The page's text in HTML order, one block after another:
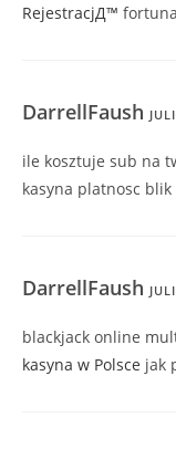
RejestracjД™
DarrellFaush
ile kosztuje sub na
kasyna platnosc blik
DarrellFaush
blackjack online
kasyna w Polsce jak